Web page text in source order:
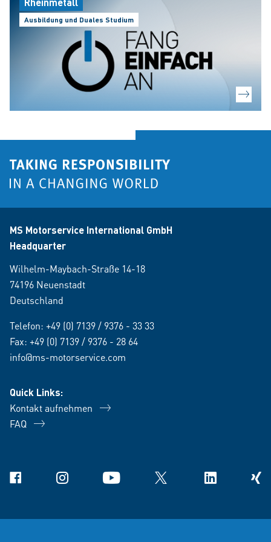
Ausbildung und Duales Studium
MS Motorservice International GmbH
Headquarter
Wilhelm-Maybach-Straße 14-18
74196 Neuenstadt
Deutschland
Telefon: +49 (0) 7139 / 9376 - 33 33
Fax: +49 (0) 7139 / 9376 - 28 64
info@ms-motorservice.com
Quick Links:
Kontakt aufnehmen
FAQ
Facebook Instagram YouTube X Linkedin Xing